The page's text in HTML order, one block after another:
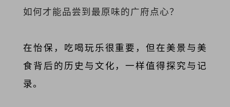
如何才能品尝到最原味的广府点心？
在怡保，吃喝玩乐很重要，但在美景与美
食背后的历史与文化，一样值得探究与记
录。